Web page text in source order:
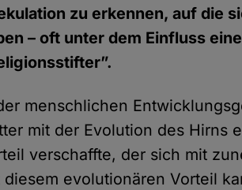
zu erkennen, auf die
– oft unter dem Einfluss
menschlichen
mit der Evolution des Hirns
verschaffte, der sich mit
diesem evolutionären Vorteil